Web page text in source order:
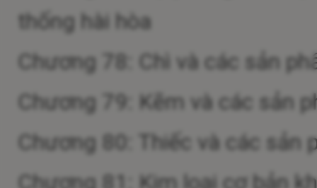
thống hài hòa
Chương 78: Chì và các sản
Chương 79: Kẽm và các sản
Chương 80: Thiếc và các sản
Chương 81: Kim loại cơ bản